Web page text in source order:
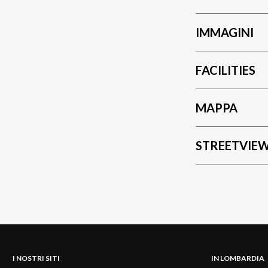
IMMAGINI
FACILITIES
MAPPA
I NOSTRI SITI IN LOMBARDIA